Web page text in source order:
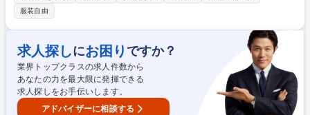
DX化に取り組む経営層や投資ファンドと共に多くの挑戦ができます。 DX
推進本部長直下で、グループアプリの刷新とマーケティングオートメーシ
ョン(MA)の実装を牽引します。現在はブランド毎に分散している膨大な顧
客データを統合し、LTVを最大化させるグランドデザインを描いてくださ
い。システム部や現場事業会社を巻き込むプロジェクト推進、外部パート
ナーの選定、経営層への提言まで、デジタル領域の全権を担い、グループ
全体の成長を加速させる極めて裁量の大きな役割です。 募集職種 【デジ
タルマーケティング(部長)】元AmazonのDX本部長直下/大規模アプリ刷新
服装自由
求人探しにお困り ですか？
業界トップクラスの求人件数から
あなたの力を最大限に発揮できる
求人探しをお手伝いします。
アドバイザーに相談する